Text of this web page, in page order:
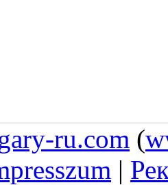
ru.com (
|